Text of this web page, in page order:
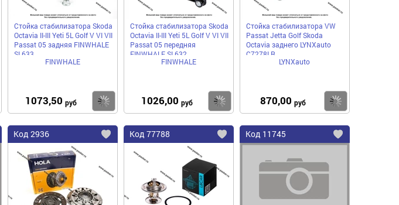
Купить
Стойка стабилизатора Skoda
Octavia II-III Yeti 5L Golf V VI VII
Passat 05 задняя FINWHALE
SL633
FINWHALE
1073,50 руб Купить
Стойка стабилизатора Skoda
Octavia II-III Yeti 5L Golf V VI VII
Passat 05 передняя
FINWHALE SL632
FINWHALE
1026,00 руб Купить
Стойка стабилизатора VW
Passat Jetta Golf Skoda
Octavia заднего LYNXauto
C7278LR
LYNXauto
870,00 руб
Добавить
избранное
Код 2936
Добавить
избранное
Код 77788
Добавить
избранное
Код 11745